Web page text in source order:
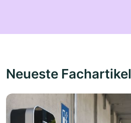
Neueste Fachartikel